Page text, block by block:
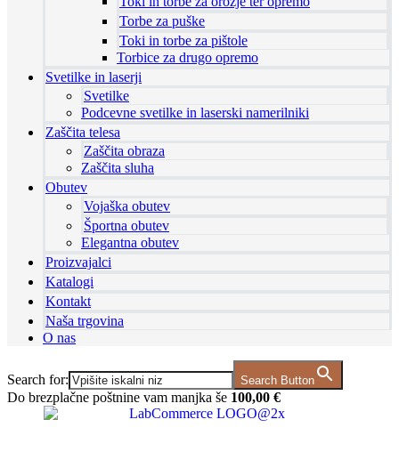
Torbe za puške
Toki in torbe za pištole
Torbice za drugo opremo
Svetilke in laserji
Svetilke
Podcevne svetilke in laserski namerilniki
Zaščita telesa
Zaščita obraza
Zaščita sluha
Obutev
Vojaška obutev
Športna obutev
Elegantna obutev
Proizvajalci
Katalogi
Kontakt
Naša trgovina
O nas
Search for: Search Button
Do brezplačne poštnine vam manjka še 100,00 €